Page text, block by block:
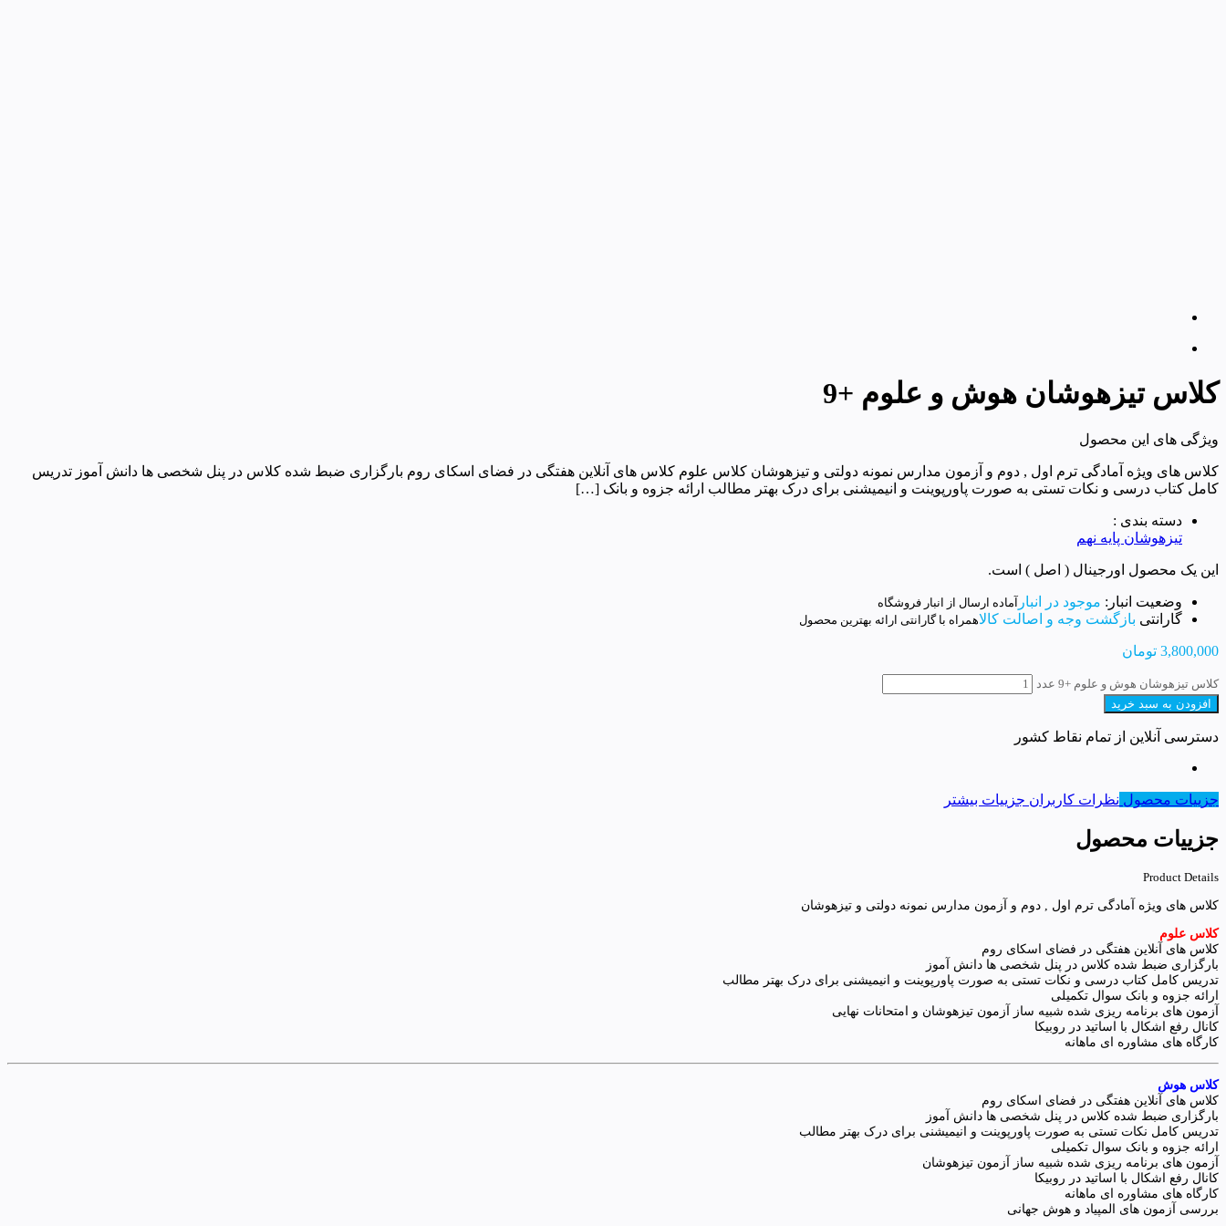
کلاس تیزهوشان هوش و علوم +9
ویژگی های این محصول
کلاس های ویژه آمادگی ترم اول , دوم و آزمون مدارس نمونه دولتی و تیزهوشان کلاس علوم کلاس های آنلاین هفتگی در فضای اسکای روم بارگزاری ضبط شده کلاس در پنل شخصی ها دانش آموز تدریس
کامل کتاب درسی و نکات تستی به صورت پاورپوینت و انیمیشنی برای درک بهتر مطالب ارائه جزوه و بانک […]
دسته بندی :
تیزهوشان پایه نهم
این یک محصول اورجینال ( اصل ) است.
وضعیت انبار: موجود در انبار آماده ارسال از انبار فروشگاه
گارانتی بازگشت وجه و اصالت کالاهمراه با گارانتی ارائه بهترین محصول
3,800,000 تومان
کلاس تیزهوشان هوش و علوم +9 عدد
افزودن به سبد خرید
دسترسی آنلاین از تمام نقاط کشور
جزییات محصول نظرات کاربران جزییات بیشتر
جزییات محصول
Product Details
کلاس های ویژه آمادگی ترم اول , دوم و آزمون مدارس نمونه دولتی و تیزهوشان
کلاس علوم
کلاس های آنلاین هفتگی در فضای اسکای روم
بارگزاری ضبط شده کلاس در پنل شخصی ها دانش آموز
تدریس کامل کتاب درسی و نکات تستی به صورت پاورپوینت و انیمیشنی برای درک بهتر مطالب
ارائه جزوه و بانک سوال تکمیلی
آزمون های برنامه ریزی شده شبیه ساز آزمون تیزهوشان و امتحانات نهایی
کانال رفع اشکال با اساتید در روبیکا
کارگاه های مشاوره ای ماهانه
کلاس هوش
کلاس های آنلاین هفتگی در فضای اسکای روم
بارگزاری ضبط شده کلاس در پنل شخصی ها دانش آموز
تدریس کامل نکات تستی به صورت پاورپوینت و انیمیشنی برای درک بهتر مطالب
ارائه جزوه و بانک سوال تکمیلی
آزمون های برنامه ریزی شده شبیه ساز آزمون تیزهوشان
کانال رفع اشکال با اساتید در روبیکا
کارگاه های مشاوره ای ماهانه
بررسی آزمون های المپیاد و هوش جهانی